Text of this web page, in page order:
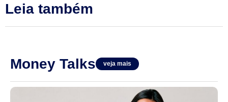
Leia também
Money Talks veja mais